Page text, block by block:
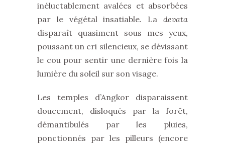
inéluctablement avalées et absorbées
par le végétal insatiable. La devata
disparaît quasiment sous mes yeux,
poussant un cri silencieux, se dévissant
le cou pour sentir une dernière fois la
lumière du soleil sur son visage.
Les temples d’Angkor disparaissent
doucement, disloqués par la forêt,
démantibulés par les pluies,
ponctionnés par les pilleurs (encore